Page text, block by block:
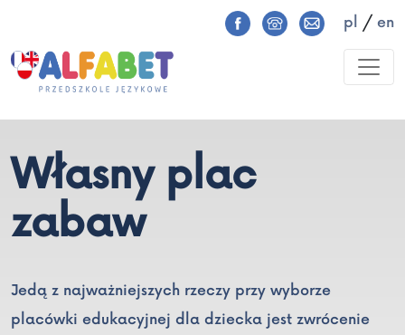
pl / en
Własny plac
zabaw
Jedą z najważniejszych rzeczy przy wyborze
placówki edukacyjnej dla dziecka jest zwrócenie